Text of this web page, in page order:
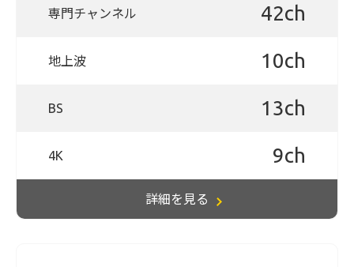
専門チャンネル 42ch
地上波 10ch
BS 13ch
4K 9ch
詳細を見る